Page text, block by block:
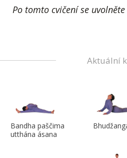
Po tomto cvičení se uvolněte
Aktuální
Bandha paščima
utthána ásana